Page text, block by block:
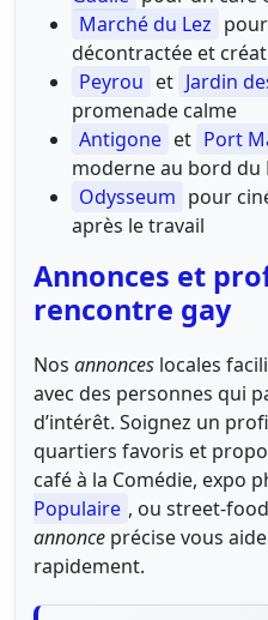
Marché du Lez
décontractée et
Peyrou et Jardin
promenade calme
Antigone et Port
moderne au bord du
Odysseum pour
après le travail
Annonces et
rencontre gay
Nos annonces locales
avec des personnes qui
d’intérêt. Soignez un
quartiers favoris et
café à la Comédie, expo
Populaire , ou street-
annonce précise vous
rapidement.